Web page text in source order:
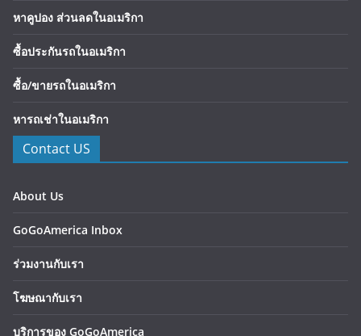
หาคูปอง ส่วนลดในอเมริกา
ซื้อประกันรถในอเมริกา
ซื้อ/ขายรถในอเมริกา
หารถเช่าในอเมริกา
Contact US
About Us
GoGoAmerica Inbox
ร่วมงานกับเรา
โฆษณากับเรา
บริการของ GoGoAmerica